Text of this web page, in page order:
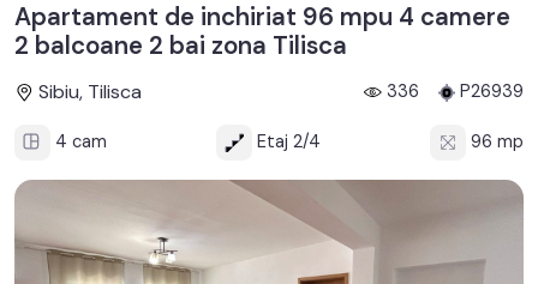
Apartament de inchiriat 96 mpu 4 camere
2 balcoane 2 bai zona Tilisca
Sibiu, Tilisca 336 P26939
4 cam Etaj 2/4 96 mp